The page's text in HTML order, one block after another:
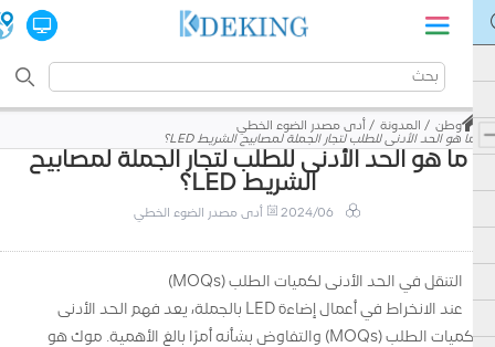
وطن المدونة
أدى مصدر الضوء الخطي
ما هو الحد الأدنى للطلب لتجار الجملة لمصابيح الشريط LED؟
ما هو الحد الأدنى للطلب لتجار الجملة لمصابيح
الشريط LED؟
2024/06 أدى مصدر الضوء الخطي
التنقل في الحد الأدنى لكميات الطلب (MOQs)
عند الانخراط في أعمال إضاءة LED بالجملة، يعد فهم الحد الأدنى
لكميات الطلب (MOQs) والتفاوض بشأنه أمرًا بالغ الأهمية. موك هو